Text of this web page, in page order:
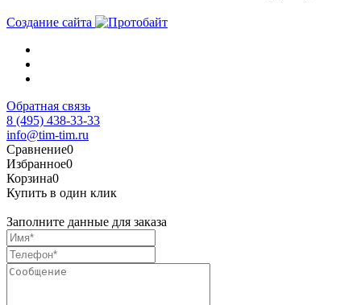
Создание сайта
Обратная связь
8 (495) 438-33-33
info@tim-tim.ru
Сравнение0
Избранное0
Корзина0
Купить в один клик
Заполните данные для заказа